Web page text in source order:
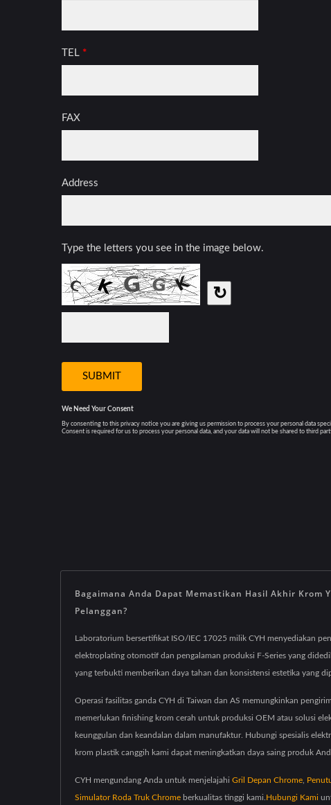
Bagaimana Anda Dapat Memastikan Hasil Akhir Krom
Pelanggan?
Laboratorium bersertifikat ISO/IEC 17025 milik CYH menyediakan
elektroplating otomotif dan pengalaman produksi F-Series yang
yang terbukti memberikan daya tahan dan konsistensi estetika yang
Operasi fasilitas ganda CYH di Taiwan dan AS memungkinkan
memerlukan finishing krom cerah untuk produksi OEM atau solusi
keunggulan dan keandalan dalam manufaktur. Hubungi spesialis
krom plastik canggih kami dapat meningkatkan daya saing produk
CYH mengundang Anda untuk menjelajahi Gril Depan Chrome
Simulator Roda Truk Chrome berkualitas tinggi kami. Hubungi Kami